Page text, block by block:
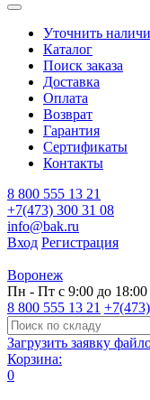
Уточнить
Каталог
Поиск заказа
Доставка
Оплата
Возврат
Гарантия
Сертификаты
Контакты
8 800 555 13 21
+7(473) 300 31 08
info@bak.ru
Вход Регистрация
Воронеж
Пн - Пт с 9:00 до 18:00
8 800 555 13 21
Загрузить заявку
Корзина:
0